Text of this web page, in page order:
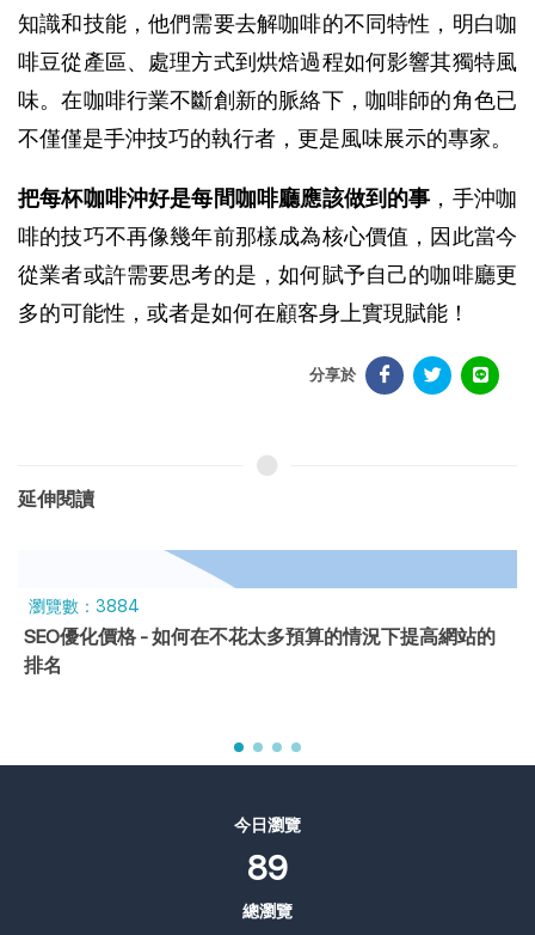
知識和技能，他們需要去解咖啡的不同特性，明白咖
啡豆從產區、處理方式到烘焙過程如何影響其獨特風
味。在咖啡行業不斷創新的脈絡下，咖啡師的角色已
不僅僅是手沖技巧的執行者，更是風味展示的專家。
把每杯咖啡沖好是每間咖啡廳應該做到的事 ，手沖咖
啡的技巧不再像幾年前那樣成為核心價值，因此當今
從業者或許需要思考的是，如何賦予自己的咖啡廳更
多的可能性，或者是如何在顧客身上實現賦能！
分享於
延伸閱讀
瀏覽數：3884
SEO優化價格 - 如何在不花太多預算的情況下提高網站的
排名
今日瀏覽
89
總瀏覽